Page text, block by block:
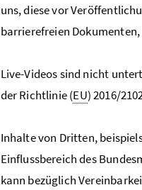
uns, diese vor
barrierefreien
Live-Videos sind nicht
der Richtlinie (EU) 2016/
Inhalte von Dritten,
Einflussbereich des
kann bezüglich